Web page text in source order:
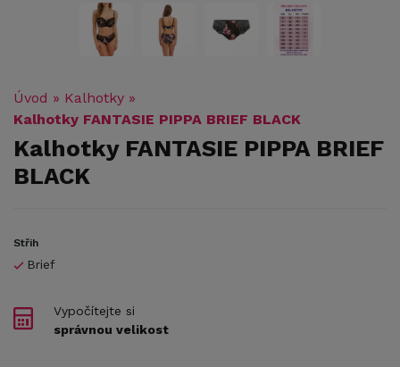
Úvod » Kalhotky »
Kalhotky FANTASIE PIPPA BRIEF BLACK
Kalhotky FANTASIE PIPPA BRIEF
BLACK
Střih
Brief
Vypočítejte si
správnou velikost